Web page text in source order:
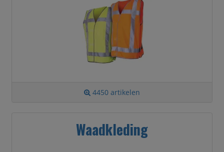
4450 artikelen
Waadkleding